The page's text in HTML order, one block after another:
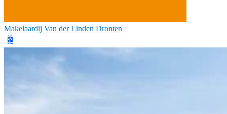
Makelaardij Van der Linden Dronten